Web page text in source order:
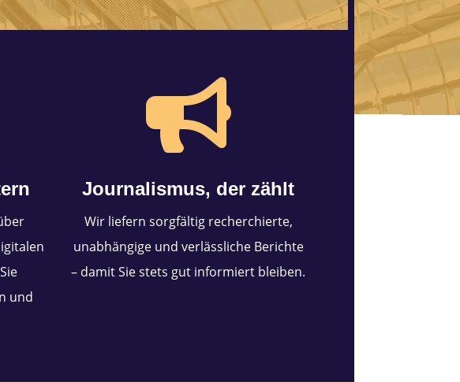
und

Journalismus, der zählt
Wir liefern sorgfältig recherchierte,
unabhängige und verlässliche Berichte
– damit Sie stets gut informiert bleiben.